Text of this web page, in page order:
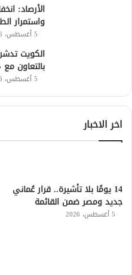
الأرصاد:
واستمرار
5 أغسطس، 2026
الكويت
بالتعاون مع
5 أغسطس، 2026
اخر الاخبار
14 يومًا بلا تأشيرة.. قرار عُماني
جديد ومصر ضمن القائمة
5 أغسطس، 2026